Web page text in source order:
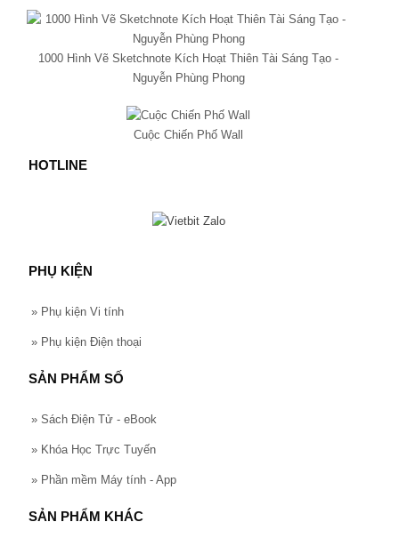
1000 Hình Vẽ Sketchnote Kích Hoạt Thiên Tài Sáng Tạo -
Nguyễn Phùng Phong
Cuộc Chiến Phố Wall
HOTLINE
PHỤ KIỆN
» Phụ kiện Vi tính
» Phụ kiện Điện thoại
SẢN PHẨM SỐ
» Sách Điện Tử - eBook
» Khóa Học Trực Tuyến
» Phần mềm Máy tính - App
SẢN PHẨM KHÁC